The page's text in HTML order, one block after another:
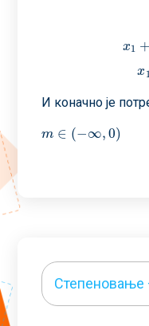
Степеновање
x1 +
x
И коначно jе
m ∈ (−∞,0)
m∈( −∞,0)